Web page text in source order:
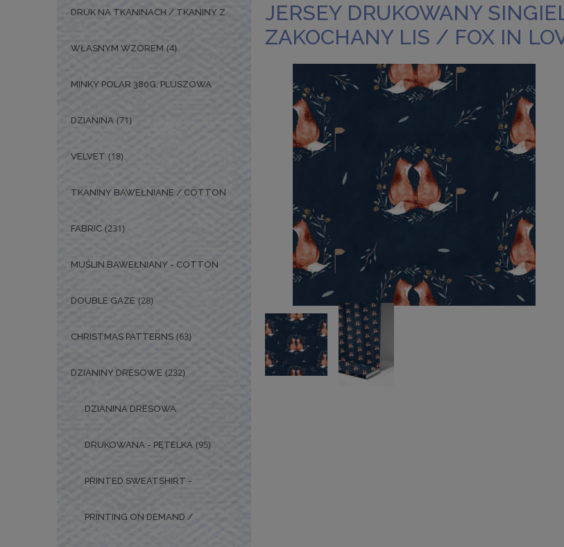
DRUK NA TKANINACH / TKANINY Z
WŁASNYM WZOREM (4)
MINKY POLAR 380G, PLUSZOWA
DZIANINA (71)
VELVET (18)
TKANINY BAWEŁNIANE / COTTON
FABRIC (231)
MUŚLIN BAWEŁNIANY - COTTON
DOUBLE GAZE (28)
CHRISTMAS PATTERNS (63)
DZIANINY DRESOWE (232)
DZIANINA DRESOWA
DRUKOWANA - PĘTELKA (95)
PRINTED SWEATSHIRT -
PRINTING ON DEMAND /
JERSEY DRUKOWANY
ZAKOCHANY LIS / FOX IN